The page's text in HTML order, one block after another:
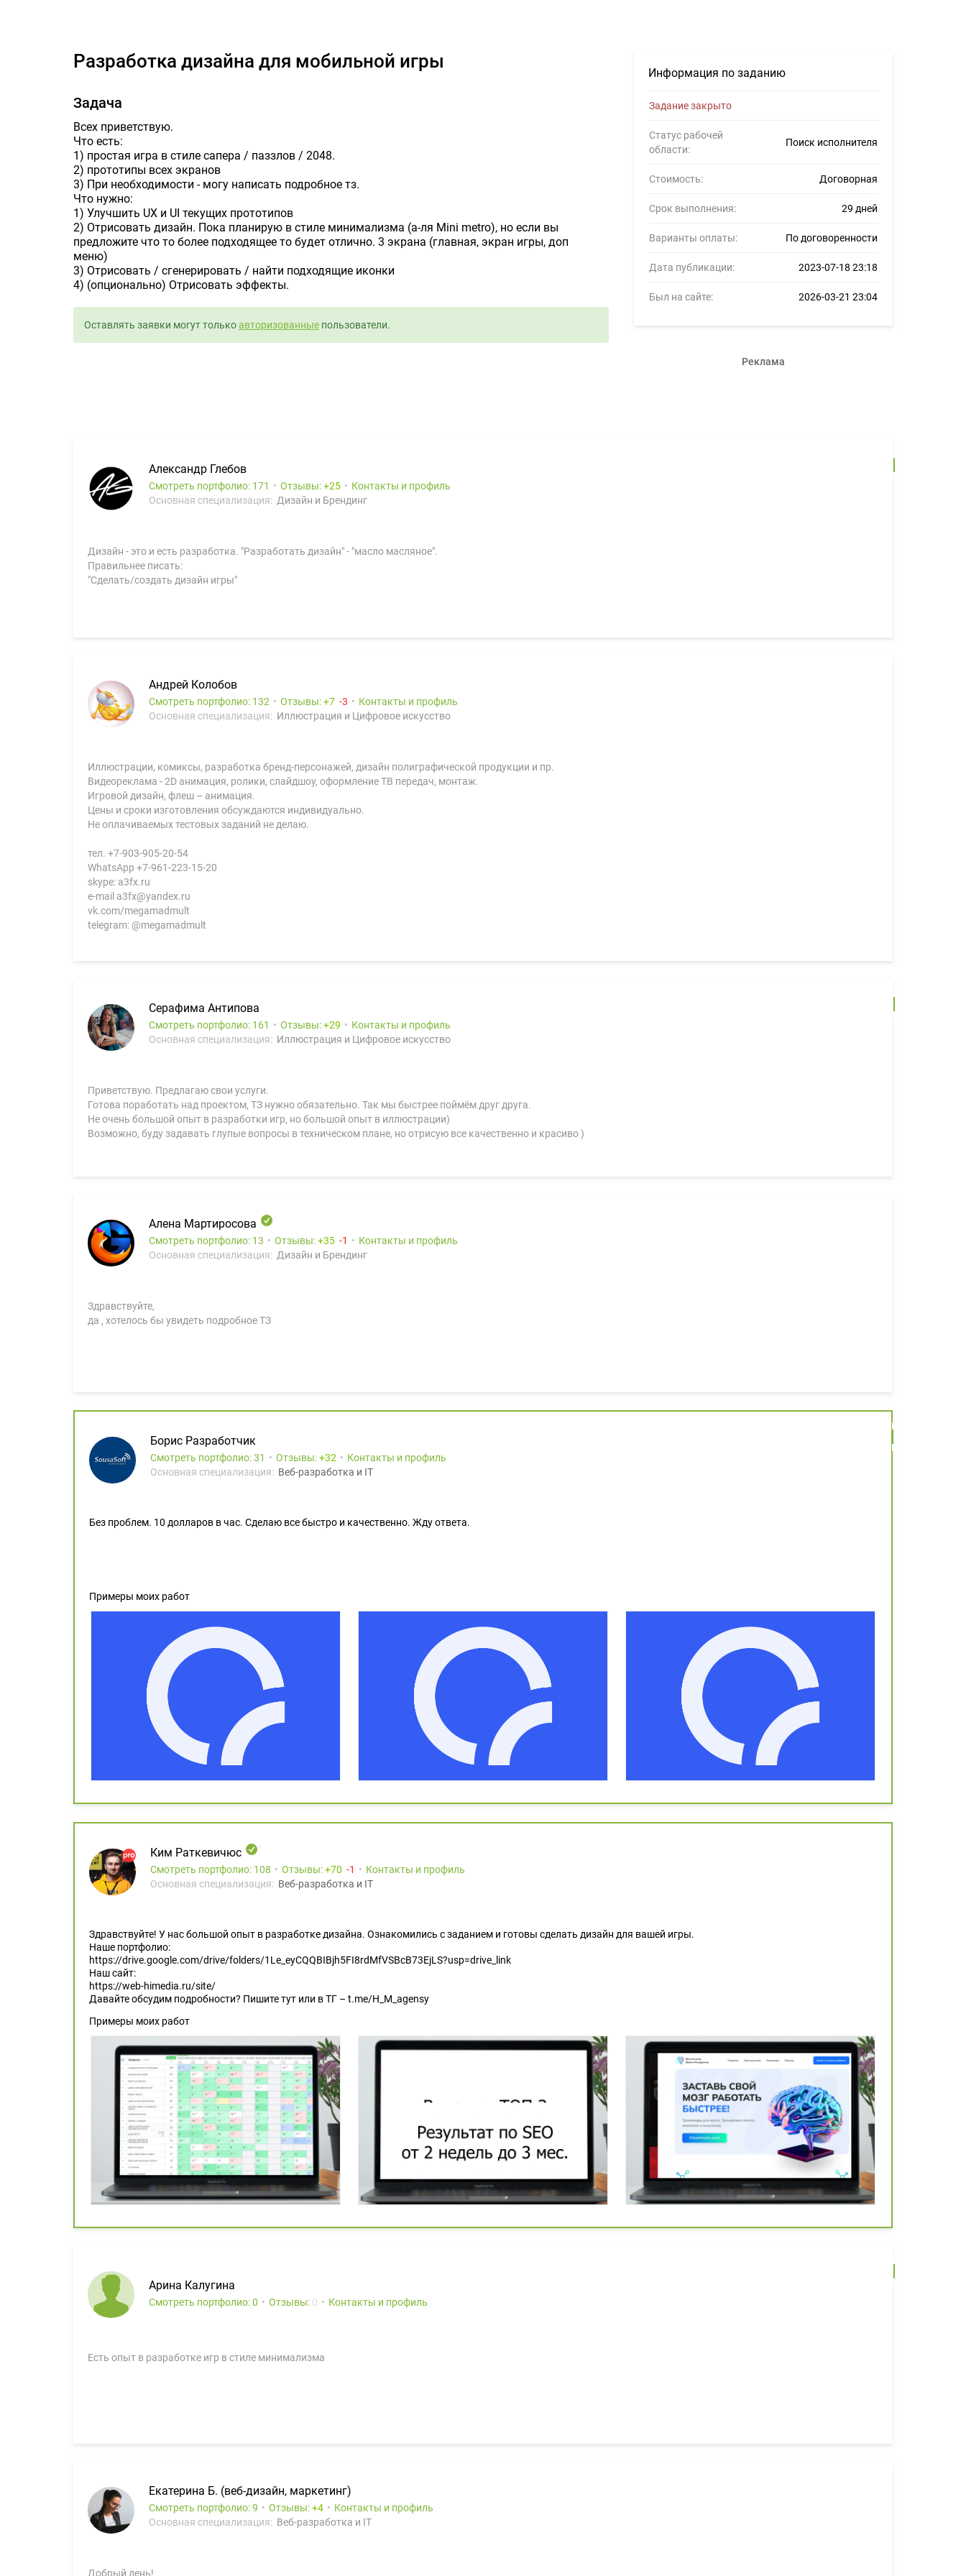
Информация по заданию
Задание закрыто
Статус рабочей
области:
Поиск исполнителя
Стоимость: Договорная
Срок выполнения: 29 дней
Варианты оплаты: По договоренности
Дата публикации: 2023-07-18 23:18
Был на сайте: 2026-03-21 23:04
Реклама
Разработка дизайна для мобильной игры
Задача
Всех приветствую.
Что есть:
1) простая игра в стиле сапера / паззлов / 2048.
2) прототипы всех экранов
3) При необходимости - могу написать подробное тз.
Что нужно:
1) Улучшить UX и UI текущих прототипов
2) Отрисовать дизайн. Пока планирую в стиле минимализма (а-ля Mini metro), но если вы
предложите что то более подходящее то будет отлично. 3 экрана (главная, экран игры, доп
меню)
3) Отрисовать / сгенерировать / найти подходящие иконки
4) (опционально) Отрисовать эффекты.
Оставлять заявки могут толькоавторизованные пользователи.
Александр Глебов
Смотреть портфолио: 171 Отзывы: 25
Контакты и профиль
Основная специализация: Дизайн и Брендинг
Дизайн - это и есть разработка. "Разработать дизайн" - "масло масляное".
Правильнее писать:
"Сделать/создать дизайн игры"
Андрей Колобов
Смотреть портфолио: 132 Отзывы: 7 3
Контакты и профиль
Основная специализация: Иллюстрация и Цифровое искусство
Иллюстрации, комиксы, разработка бренд-персонажей, дизайн полиграфической продукции и пр.
Видеореклама - 2D анимация, ролики, слайдшоу, оформление ТВ передач, монтаж.
Игровой дизайн, флеш – анимация.
Цены и сроки изготовления обсуждаются индивидуально.
Не оплачиваемых тестовых заданий не делаю.
тел. +7-903-905-20-54
WhatsApp +7-961-223-15-20
skype: a3fx.ru
e-mail a3fx@yandex.ru
vk.com/megamadmult
telegram: @megamadmult
Серафима Антипова
Смотреть портфолио: 161 Отзывы: 29
Контакты и профиль
Основная специализация: Иллюстрация и Цифровое искусство
Приветствую. Предлагаю свои услуги.
Готова поработать над проектом, ТЗ нужно обязательно. Так мы быстрее поймём друг друга.
Не очень большой опыт в разработки игр, но большой опыт в иллюстрации)
Возможно, буду задавать глупые вопросы в техническом плане, но отрисую все качественно и красиво )
Алена Мартиросова
Смотреть портфолио: 13 Отзывы: 35 1
Контакты и профиль
Основная специализация: Дизайн и Брендинг
Здравствуйте,
да , хотелось бы увидеть подробное ТЗ
Борис Разработчик
Смотреть портфолио: 31 Отзывы: 32
Контакты и профиль
Основная специализация: Веб-разработка и IT
Без проблем. 10 долларов в час. Сделаю все быстро и качественно. Жду ответа.
Примеры моих работ
Ким Раткевичюс
Смотреть портфолио: 108 Отзывы: 70 1
Контакты и профиль
Основная специализация: Веб-разработка и IT
Здравствуйте! У нас большой опыт в разработке дизайна. Ознакомились с заданием и готовы сделать дизайн для вашей игры.
Наше портфолио:
https://drive.google.com/drive/folders/1Le_eyCQQBIBjh5FI8rdMfVSBcB73EjLS?usp=drive_link
Наш сайт:
https://web-himedia.ru/site/
Давайте обсудим подробности? Пишите тут или в ТГ – t.me/H_M_agensy
Примеры моих работ
Арина Калугина
Смотреть портфолио: 0 Отзывы: 0 Контакты и профиль
Есть опыт в разработке игр в стиле минимализма
Екатерина Б. (веб-дизайн, маркетинг)
Смотреть портфолио: 9 Отзывы: 4
Контакты и профиль
Основная специализация: Веб-разработка и IT
Добрый день!